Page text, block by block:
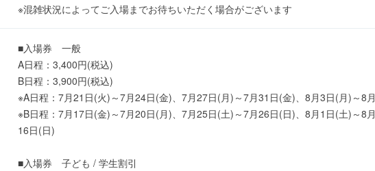
※混雑状況によってご入場までお待ちいただく場合がございます
■入場券 一般
A日程：3,400円(税込)
B日程：3,900円(税込)
※A日程：7月21日(火)～7月24日(金)、7月27日(月)～7月31日(金)、8月3日(月)～8
※B日程：7月17日(金)～7月20日(月)、7月25日(土)～7月26日(日)、8月1日(土)～
16日(日)
■入場券 子ども / 学生割引